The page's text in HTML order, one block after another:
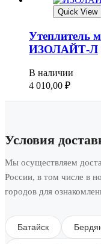
Quick View
Утеплитель
ИЗОЛАЙТ-Л
В наличии
4 010,00 ₽
Условия
Мы осуществляем
России, в том числе в
городов для
Батайск